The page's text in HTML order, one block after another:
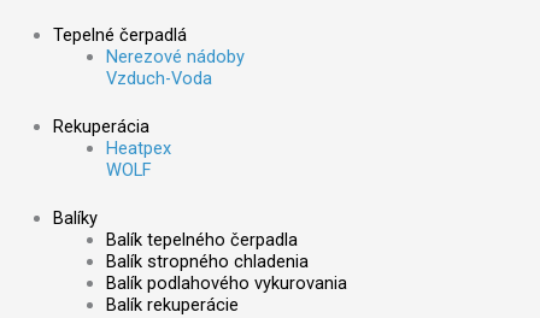
Tepelné čerpadlá
Nerezové nádoby
Vzduch-Voda
Rekuperácia
Heatpex
WOLF
Balíky
Balík tepelného čerpadla
Balík stropného chladenia
Balík podlahového vykurovania
Balík rekuperácie